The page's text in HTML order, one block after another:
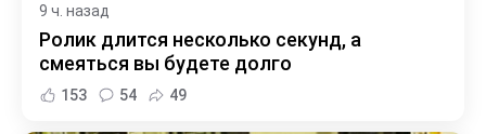
9 ч. назад
Ролик длится несколько секунд, а
смеяться вы будете долго
153 54 49